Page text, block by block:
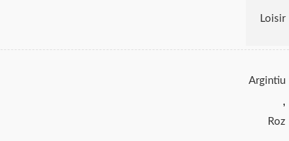
Loisir
Argintiu
,
Roz